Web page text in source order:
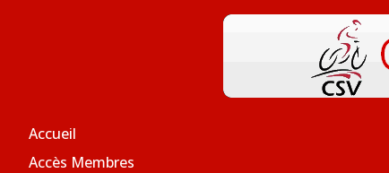
Accueil
Accès Membres